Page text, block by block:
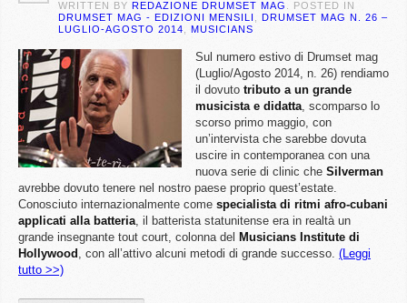
WRITTEN BY REDAZIONE DRUMSET MAG
. POSTED IN
DRUMSET MAG - EDIZIONI MENSILI
DRUMSET MAG N. 26 –
LUGLIO-AGOSTO 2014
MUSICIANS
Sul numero estivo di Drumset mag
(Luglio/Agosto 2014, n. 26) rendiamo
il dovuto tributo a un grande
musicista e didatta, scomparso lo
scorso primo maggio, con
un’intervista che sarebbe dovuta
uscire in contemporanea con una
nuova serie di clinic che Silverman
avrebbe dovuto tenere nel nostro paese proprio quest’estate.
Conosciuto internazionalmente come specialista di ritmi afro-cubani
applicati alla batteria, il batterista statunitense era in realtà un
grande insegnante tout court, colonna del Musicians Institute di
Hollywood , con all’attivo alcuni metodi di grande successo. (Leggi
tutto >>)